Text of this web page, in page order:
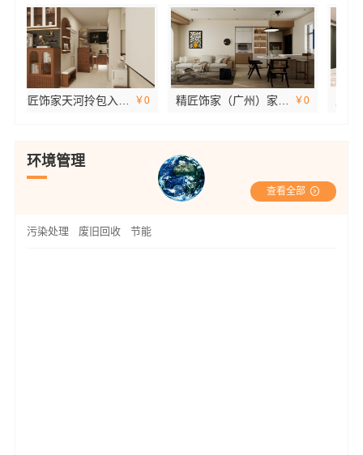
广州家装公司全屋装修精匠饰家全铝家居生态家 广州家装公司全屋装修？精匠饰家一站式整装专家
环境管理
查看全部
污染处理 废旧回收 节能